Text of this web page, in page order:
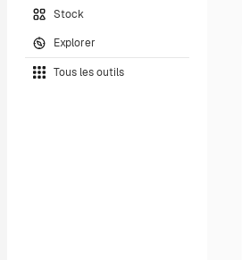
Stock
Explorer
Tous les outils